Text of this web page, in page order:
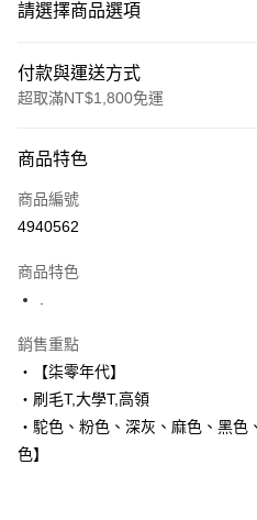
請選擇商品選項
付款與運送方式
超取滿NT$1,800免運
信用卡一次付款
超商取貨付款
街口支付
悠遊付
Google Pay
AFTEE先享後付
商品特色
商品編號
4940562
商品特色
銷售重點
‧【柒零年代】
‧刷毛T,大學T,高領
‧駝色、粉色、深灰、麻色、黑色
色】